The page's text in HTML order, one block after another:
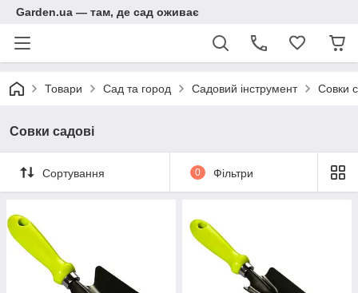
Garden.ua — там, де сад оживає
Товари Сад та город Садовий інструмент Совки
Совки садові
Сортування 0 Фільтри